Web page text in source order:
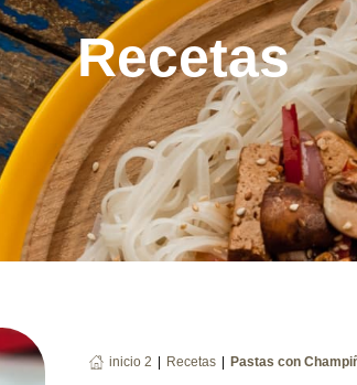
Recetas
inicio 2 Recetas Pastas con